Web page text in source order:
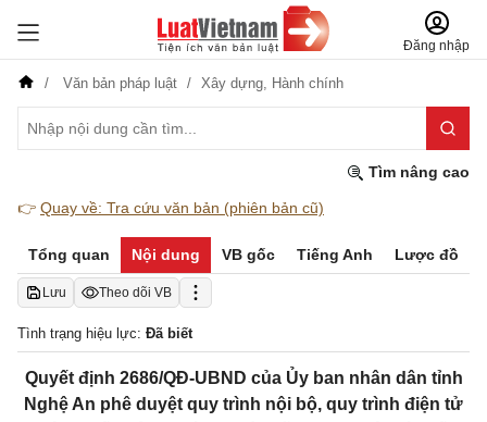
Đăng nhập
Văn bản pháp luật Xây dựng, Hành chính
Tìm nâng cao
👉 Quay về: Tra cứu văn bản (phiên bản cũ)
Tổng quan Nội dung VB gốc Tiếng Anh Lược đồ
Lưu Theo dõi VB
Tình trạng hiệu lực: Đã biết
Quyết định 2686/QĐ-UBND của Ủy ban nhân dân tỉnh
Nghệ An phê duyệt quy trình nội bộ, quy trình điện tử